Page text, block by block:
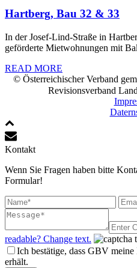
Hartberg, Bau 32 & 33
In der Josef-Lind-Straße in
geförderte Mietwohnungen mit
READ MORE
© Österreichischer Verband
Revisionsverband
Kontakt
Wenn Sie Fragen haben bitte
Formular!
readable? Change text.
Ich bestätige, dass GBV
erhält.